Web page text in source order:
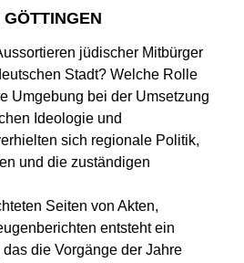
jüdischer Mitbürger
Stadt? Welche Rolle
Umgebung bei der Umsetzung
Ideologie und
sich regionale Politik,
und die zuständigen
Seiten von Akten,
entsteht ein
die Vorgänge der Jahre